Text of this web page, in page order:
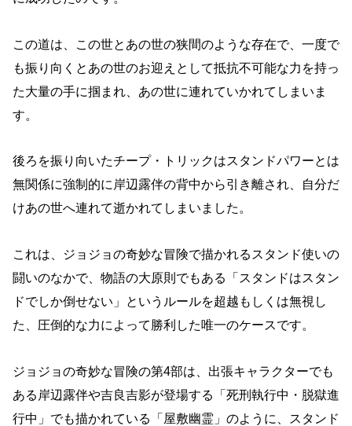
この道は、この世とあの世の狭間のような存在で、一度で
も振り向くとあの世のお迎えとして抵抗不可能な力を持っ
た大量の手に掴まれ、あの世に連れていかれてしまいま
す。
後ろを振り向いたチープ・トリックはスタンドパワーとは
無関係に強制的に岸辺露伴の背中から引き離され、自分だ
けあの世へ連れて逝かれてしまいました。
これは、ジョジョの奇妙な冒険で描かれるスタンド使いの
闘いのなかで、物語の大原則でもある「スタンドはスタン
ドでしか倒せない」というルールを超越もしくは無視し
た、圧倒的な力によって勝利した唯一のケースです。
ジョジョの奇妙な冒険の第4部は、出張キャラクターでも
ある岸辺露伴や吉良吉影が登場する「死刑執行中・脱獄進
行中」でも描かれている「屋敷幽霊」のように、スタンド